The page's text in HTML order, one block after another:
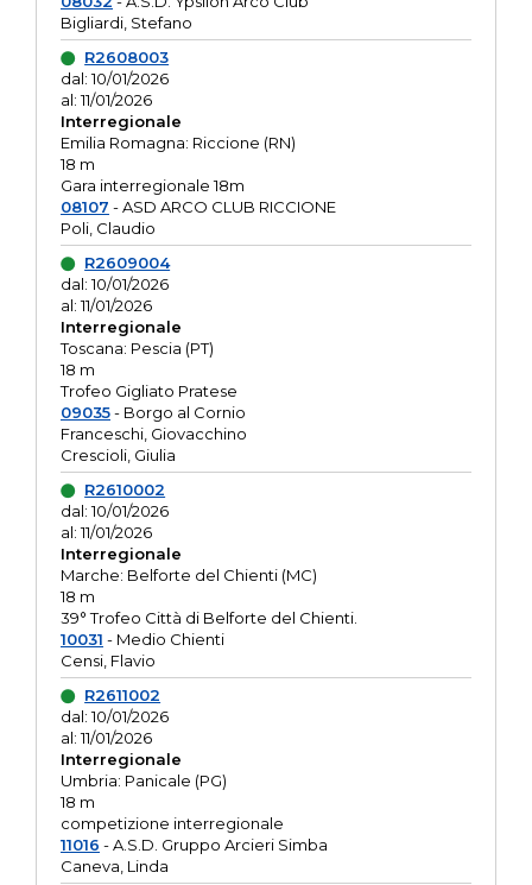
Bigliardi, Stefano
R2608003
dal: 10/01/2026
al: 11/01/2026
Interregionale
Emilia Romagna: Riccione (RN)
18 m
Gara interregionale 18m
08107 - ASD ARCO CLUB RICCIONE
Poli, Claudio
R2609004
dal: 10/01/2026
al: 11/01/2026
Interregionale
Toscana: Pescia (PT)
18 m
Trofeo Gigliato Pratese
09035- Borgo al Cornio
Franceschi, Giovacchino
Crescioli, Giulia
R2610002
dal: 10/01/2026
al: 11/01/2026
Interregionale
Marche: Belforte del Chienti (MC)
18 m
39° Trofeo Città di Belforte del Chienti.
10031 - Medio Chienti
Censi, Flavio
R2611002
dal: 10/01/2026
al: 11/01/2026
Interregionale
Umbria: Panicale (PG)
18 m
competizione interregionale
11016 - A.S.D. Gruppo Arcieri Simba
Caneva, Linda